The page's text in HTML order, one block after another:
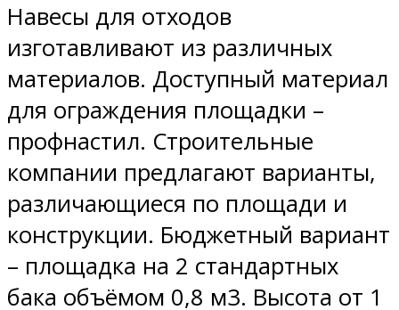
Навесы для отходов
изготавливают из различных
материалов. Доступный материал
для ограждения площадки –
профнастил. Строительные
компании предлагают варианты,
различающиеся по площади и
конструкции. Бюджетный вариант
– площадка на 2 стандартных
бака объёмом 0,8 м3. Высота от 1